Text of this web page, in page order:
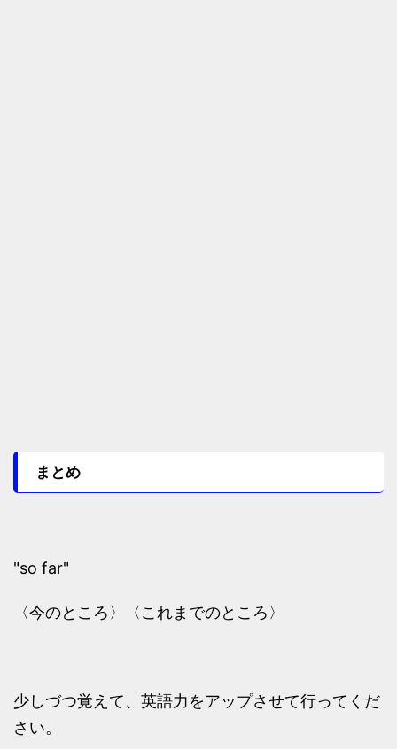
まとめ
"so far"
〈今のところ〉〈これまでのところ〉
少しづつ覚えて、英語力をアップさせて行ってくだ
さい。